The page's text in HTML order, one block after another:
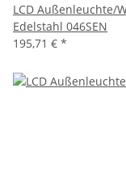
LCD Außenleuchte/
Edelstahl 046SEN
195,71 € *